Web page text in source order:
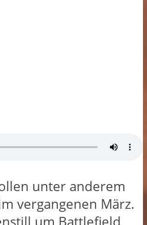
unter anderem
vergangenen März.